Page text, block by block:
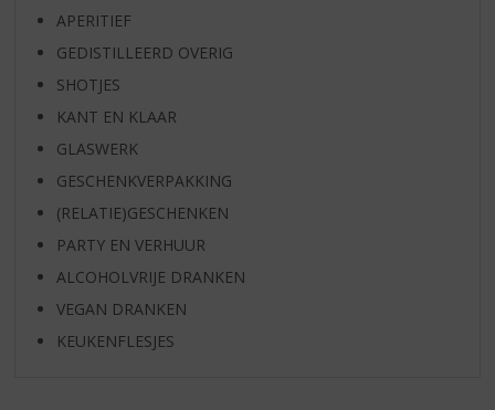
APERITIEF
GEDISTILLEERD OVERIG
SHOTJES
KANT EN KLAAR
GLASWERK
GESCHENKVERPAKKING
(RELATIE)GESCHENKEN
PARTY EN VERHUUR
ALCOHOLVRIJE DRANKEN
VEGAN DRANKEN
KEUKENFLESJES